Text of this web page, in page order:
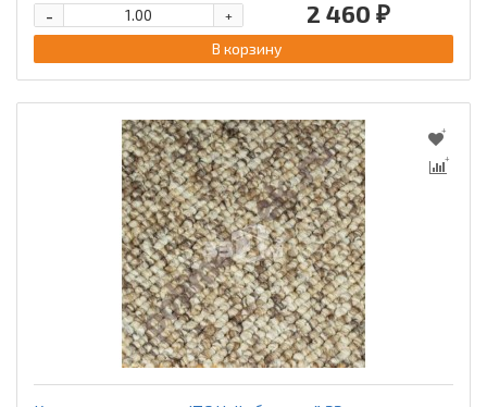
2 460 ₽
+
-
В корзину